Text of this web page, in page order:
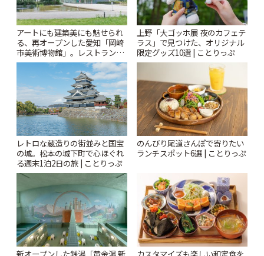
アートにも建築美にも魅せられ
る、再オープンした愛知「岡崎
市美術博物館」。レストランや
ショップも充実 | ことりっぷ
上野「大ゴッホ展 夜のカフェテ
ラス」で見つけた、オリジナル
限定グッズ10選 | ことりっぷ
レトロな蔵造りの街並みと国宝
の城。松本の城下町で心ほぐれ
る週末1泊2日の旅 | ことりっぷ
のんびり尾道さんぽで寄りたい
ランチスポット6選 | ことりっぷ